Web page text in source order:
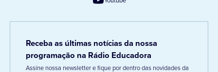
Receba as últimas notícias da nossa
programação na Rádio Educadora
Assine nossa newsletter e fique por dentro das novidades da